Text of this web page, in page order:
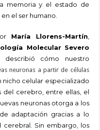
memoria y el estado de
el ser humano.
María Llorens-Martín,
Molecular Severo
describió cómo nuestro
neuronas a partir de células
nicho celular especializado
del cerebro, entre ellas, el
neuronas otorga a los
adaptación gracias a lo
Sin embargo, los